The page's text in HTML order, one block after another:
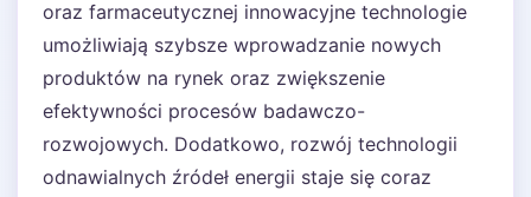
oraz farmaceutycznej innowacyjne technologie
umożliwiają szybsze wprowadzanie nowych
produktów na rynek oraz zwiększenie
efektywności procesów badawczo-
rozwojowych. Dodatkowo, rozwój technologii
odnawialnych źródeł energii staje się coraz